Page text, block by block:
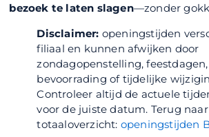
bezoek te laten slagen—zonder
Disclaimer: openingstijden
filiaal en kunnen afwijken door
zondagopenstelling,
bevoorrading of tijdelijke
Controleer altijd de actuele
voor de juiste datum. Terug
totaaloverzicht: openingstijden